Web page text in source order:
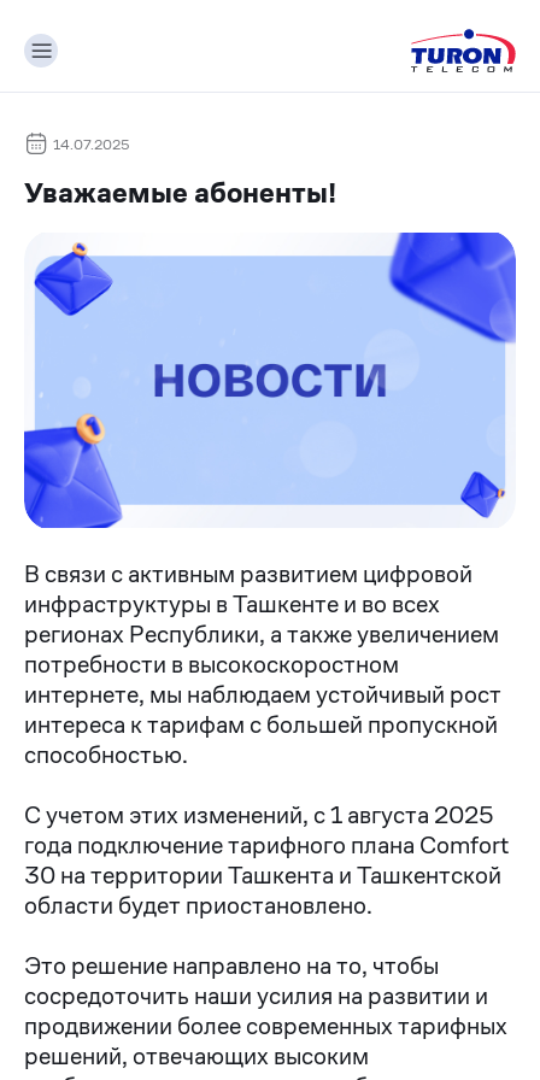
14.07.2025
Уважаемые абоненты!
В связи с активным развитием цифровой
инфраструктуры в Ташкенте и во всех
регионах Республики, а также увеличением
потребности в высокоскоростном
интернете, мы наблюдаем устойчивый рост
интереса к тарифам с большей пропускной
способностью.
С учетом этих изменений, с 1 августа 2025
года подключение тарифного плана Comfort
30 на территории Ташкента и Ташкентской
области будет приостановлено.
Это решение направлено на то, чтобы
сосредоточить наши усилия на развитии и
продвижении более современных тарифных
решений, отвечающих высоким